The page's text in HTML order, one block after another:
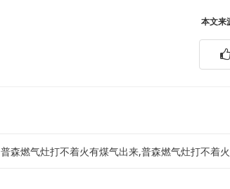
本文来
普森燃气灶打不着火有煤气出来,普森燃气灶打不着火有煤气味道